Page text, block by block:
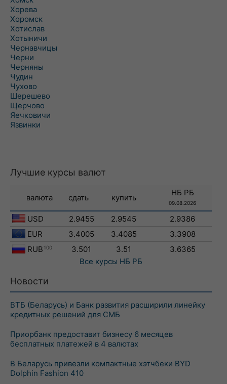
Хорева
Хоромск
Хотислав
Хотыничи
Чернавчицы
Черни
Черняны
Чудин
Чухово
Шерешево
Щерчово
Яечковичи
Язвинки
Лучшие курсы валют
валюта сдать купить
НБ РБ
09.08.2026
USD 2.9455 2.9545
2.9386
EUR
3.4005 3.4085
3.3908
RUB 100 3.501 3.51
3.6365
Все курсы НБ РБ
Новости
ВТБ (Беларусь) и Банк развития расширили линейку
кредитных решений для СМБ
Приорбанк предоставит бизнесу 6 месяцев
бесплатных платежей в 4 валютах
В Беларусь привезли компактные хэтчбеки BYD
Dolphin Fashion 410